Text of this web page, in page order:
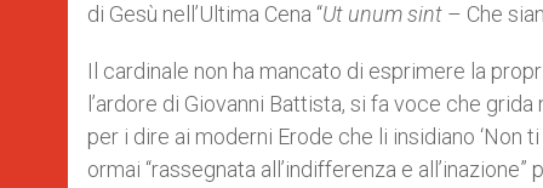
di Gesù nell’Ultima Cena “Ut unum sint – Che
Il cardinale non ha mancato di esprimere la
l’ardore di Giovanni Battista, si fa voce che
per i dire ai moderni Erode che li insidiano ‘Non
ormai “rassegnata all’indifferenza e